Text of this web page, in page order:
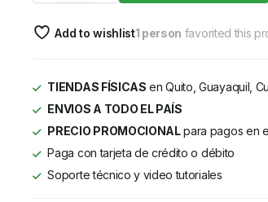
Add to wishlist1 person favorited this
TIENDAS FÍSICAS en Quito, Guayaquil,
ENVIOS A TODO EL PAÍS
PRECIO PROMOCIONALpara pagos en
Paga con tarjeta de crédito o débito
Soporte técnico y video tutoriales